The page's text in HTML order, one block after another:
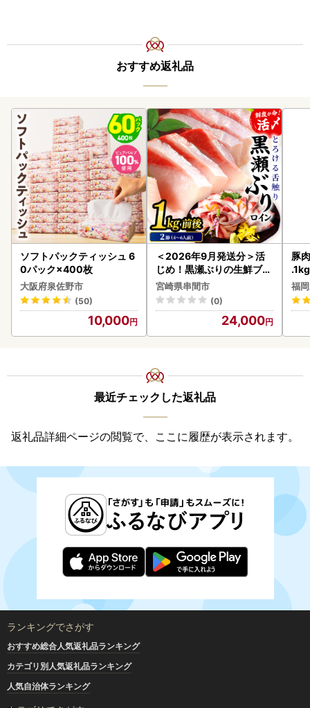
おすすめ返礼品
ソフトパックティッシュ 6
0パック×400枚
大阪府泉佐野市
(50)
10,000
＜2026年9月発送分＞活
じめ！黒瀬ぶりの生鮮ブリ
ロイン2節（1.0kg前後）_
K001-012-2609
宮崎県串間市
(0)
24,000
豚
福
最近チェックした返礼品
返礼品詳細ページの閲覧で、ここに履歴が表示されます。
ランキングでさがす
おすすめ総合人気返礼品ランキング
カテゴリ別人気返礼品ランキング
人気自治体ランキング